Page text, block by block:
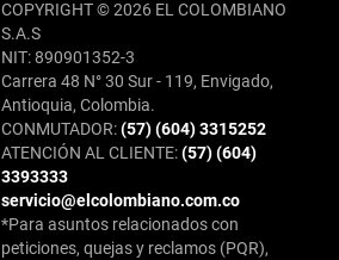
COPYRIGHT © 2026 EL COLOMBIANO
S.A.S
NIT: 890901352-3
Carrera 48 N° 30 Sur - 119, Envigado,
Antioquia, Colombia.
CONMUTADOR:(57) (604) 3315252
ATENCIÓN AL CLIENTE:(57) (604)
3393333
servicio@elcolombiano.com.co
*Para asuntos relacionados con
peticiones, quejas y reclamos (PQR),